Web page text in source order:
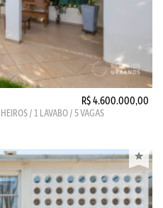
R$ 4.600.000,00
/ 1 LAVABO / 5 VAGAS